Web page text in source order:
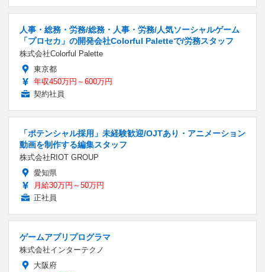
人事・総務・労務/総務・人事・労務/人気ソーシャルゲーム
「プロセカ」の開発会社Colorful Paletteで/労務スタッフ
株式会社Colorful Palette
東京都
年収450万円～600万円
契約社員
「ポテンシャル採用」未経験歓迎/OJTあり・アニメーション
動画を制作する編集スタッフ
株式会社RIOT GROUP
愛知県
月給30万円～50万円
正社員
ゲームアプリプログラマ
株式会社インターテクノ
大阪府